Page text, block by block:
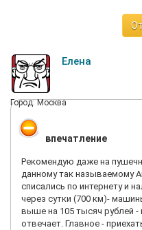
масло льют - 'не знаю, мне
сухой фильтр, захлопнул
слил/залил масло и
Класс! Записался на 13.00.
Заплатил за печать в
армянам, слил и залил
узлы. Т. к. это было первое
ногой!
Елена
Город: Москва
впечатление
Рекомендую даже на
данному так называемому
списались по интернету и
через сутки (700 км)-
выше на 105 тысяч рублей -
отвечает. Главное -